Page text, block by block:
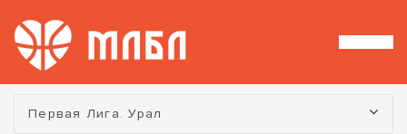
Турнир:
Первая Лига. Урал